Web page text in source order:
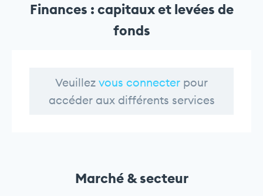
Finances : capitaux et levées de
fonds
Veuillez vous connecter pour
accéder aux différents services
Marché & secteur